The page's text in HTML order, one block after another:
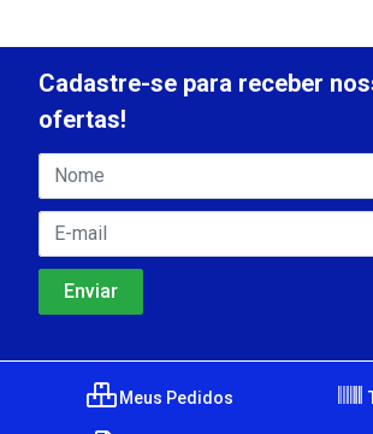
Cadastre-se para receber
ofertas!
Meus Pedidos